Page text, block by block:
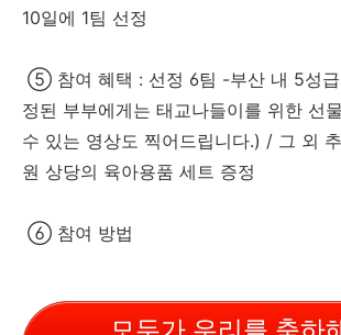
10일에 1팀 선정
⑤ 참여 혜택 : 선정 6팀 -부산 내 5성급
정된 부부에게는 태교나들이를 위한 선
수 있는 영상도 찍어드립니다.) / 그 외
원 상당의 육아용품 세트 증정
⑥ 참여 방법